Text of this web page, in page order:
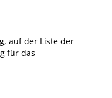
auf der Liste der
für das